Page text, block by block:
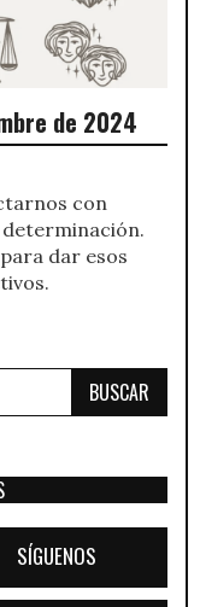
de 2024
con
dar esos
BUSCAR
SÍGUENOS